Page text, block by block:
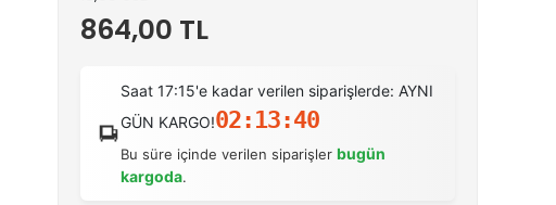
864,00 TL
Saat 17:15'e kadar verilen siparişlerde: AYNI
GÜN KARGO!02:13:40
Bu süre içinde verilen siparişler bugün
kargoda.